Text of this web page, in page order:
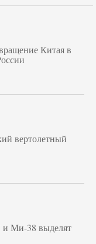
Китая в
вертолетный
и Ми-38 выделят